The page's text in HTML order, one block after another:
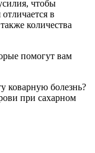
чтобы
в
количества
помогут вам
коварную болезнь?
при сахарном